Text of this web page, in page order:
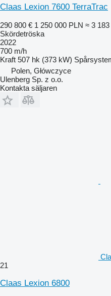
Claas Lexion 7600 TerraTrac
290 800 € 1 250 000 PLN ≈ 3
Skördetröska
2022
700 m/h
Kraft 507 hk (373 kW)
Polen, Główczyce
Ulenberg Sp. z o.o.
Kontakta säljaren
21
Claas Lexion 6800